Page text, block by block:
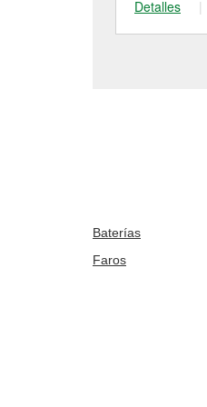
Detalles
|
Baterías
Faros